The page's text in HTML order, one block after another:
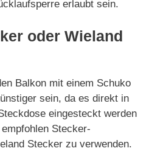
erlaubt sein.
oder Wieland
Balkon mit einem Schuko
sein, da es direkt in
eingesteckt werden
Stecker-
Stecker zu verwenden.